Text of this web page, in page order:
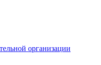
организации